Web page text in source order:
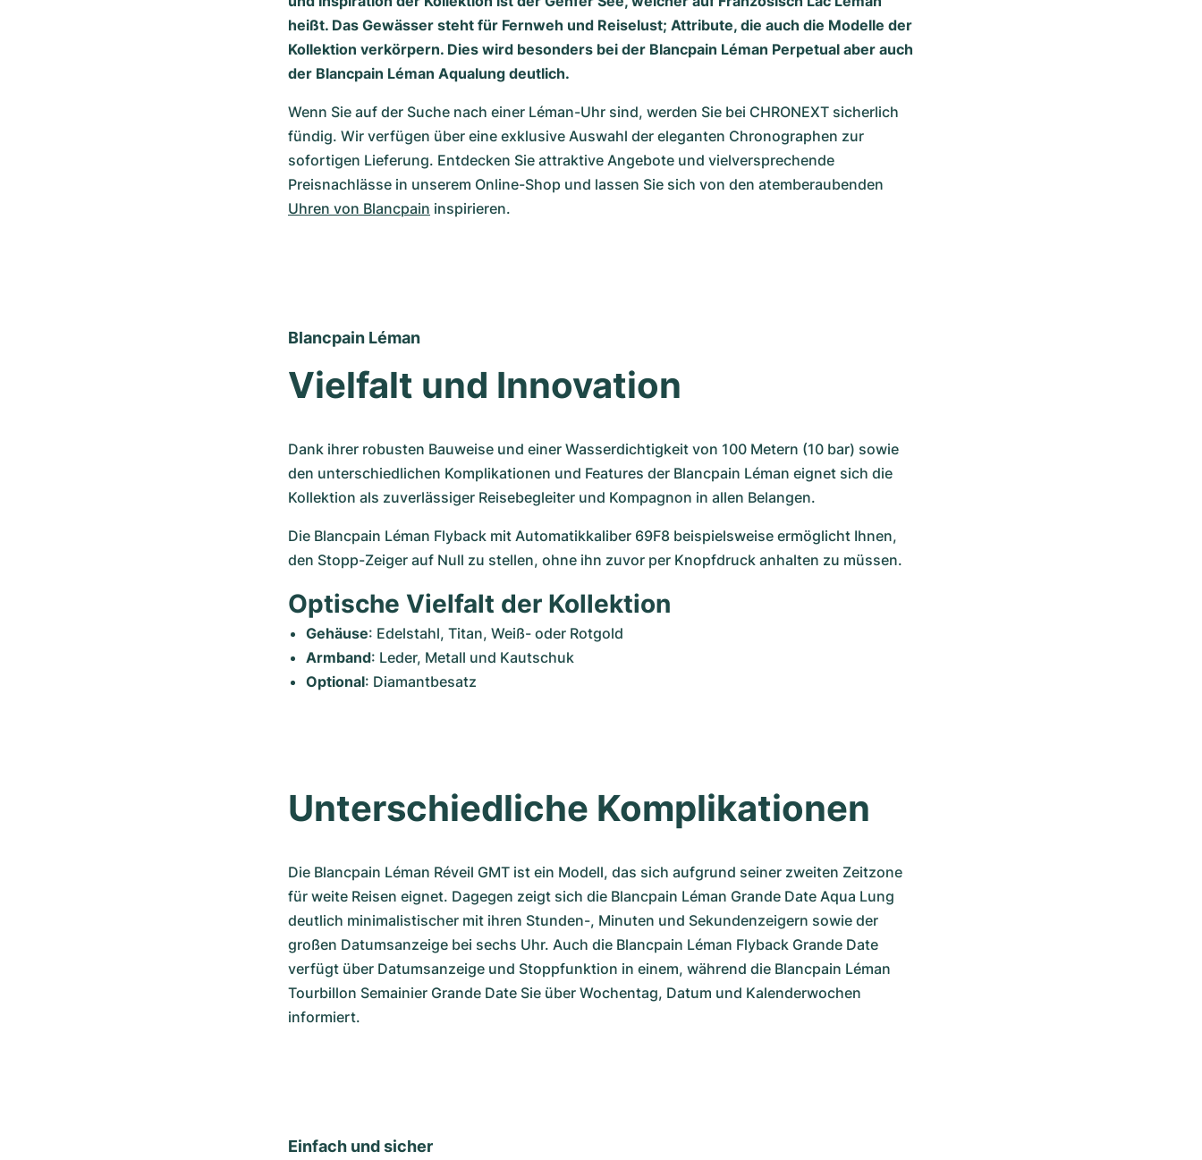
heißt. Das Gewässer steht für Fernweh und Reiselust; Attribute, die auch die Modelle der
Kollektion verkörpern. Dies wird besonders bei der Blancpain Léman Perpetual aber auch
der Blancpain Léman Aqualung deutlich.
Wenn Sie auf der Suche nach einer Léman-Uhr sind, werden Sie bei CHRONEXT sicherlich
fündig. Wir verfügen über eine exklusive Auswahl der eleganten Chronographen zur
sofortigen Lieferung. Entdecken Sie attraktive Angebote und vielversprechende
Uhren von Blancpain inspirieren.
Blancpain Léman
Vielfalt und Innovation
Dank ihrer robusten Bauweise und einer Wasserdichtigkeit von 100 Metern (10 bar) sowie
den unterschiedlichen Komplikationen und Features der Blancpain Léman eignet sich die
Kollektion als zuverlässiger Reisebegleiter und Kompagnon in allen Belangen.
Die Blancpain Léman Flyback mit Automatikkaliber 69F8 beispielsweise ermöglicht Ihnen,
den Stopp-Zeiger auf Null zu stellen, ohne ihn zuvor per Knopfdruck anhalten zu müssen.
Optische Vielfalt der Kollektion
Gehäuse: Edelstahl, Titan, Weiß- oder Rotgold
Armband: Leder, Metall und Kautschuk
Optional: Diamantbesatz
Unterschiedliche Komplikationen
Die Blancpain Léman Réveil GMT ist ein Modell, das sich aufgrund seiner zweiten Zeitzone
für weite Reisen eignet. Dagegen zeigt sich die Blancpain Léman Grande Date Aqua Lung
deutlich minimalistischer mit ihren Stunden-, Minuten und Sekundenzeigern sowie der
großen Datumsanzeige bei sechs Uhr. Auch die Blancpain Léman Flyback Grande Date
verfügt über Datumsanzeige und Stoppfunktion in einem, während die Blancpain Léman
Tourbillon Semainier Grande Date Sie über Wochentag, Datum und Kalenderwochen
informiert.
Einfach und sicher